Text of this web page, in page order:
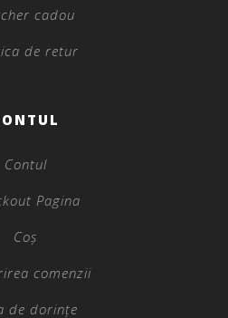
cadou
de retur
Contul
Pagina
Coș
comenzii
de dorințe